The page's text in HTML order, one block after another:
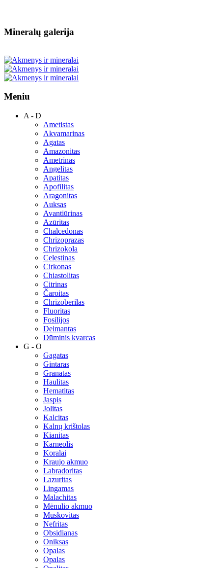
Mineralų galerija
Meniu
A - D
Ametistas
Akvamarinas
Agatas
Amazonitas
Ametrinas
Angelitas
Apatitas
Apofilitas
Aragonitas
Auksas
Avantiūrinas
Azūritas
Chalcedonas
Chrizoprazas
Chrizokola
Celestinas
Cirkonas
Chiastolitas
Citrinas
Čaroitas
Chrizoberilas
Fluoritas
Fosilijos
Deimantas
Dūminis kvarcas
G - O
Gagatas
Gintaras
Granatas
Haulitas
Hematitas
Jaspis
Jolitas
Kalcitas
Kalnų krištolas
Kianitas
Karneolis
Koralai
Kraujo akmuo
Labradoritas
Lazuritas
Lingamas
Malachitas
Mėnulio akmuo
Muskovitas
Nefritas
Obsidianas
Oniksas
Opalas
Opalas